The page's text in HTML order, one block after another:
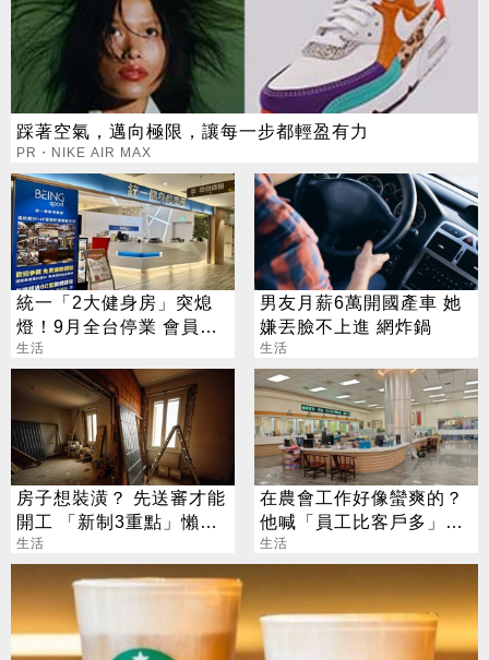
踩著空氣，邁向極限，讓每一步都輕盈有力
PR・NIKE AIR MAX
統一「2大健身房」突熄
燈！9月全台停業 會員退
費方案一次看
生活
男友月薪6萬開國產車 她
嫌丟臉不上進 網炸鍋
生活
房子想裝潢？ 先送審才能
開工 「新制3重點」懶人
包一次看
生活
在農會工作好像蠻爽的？
他喊「員工比客戶多」內
行人曝真相
生活